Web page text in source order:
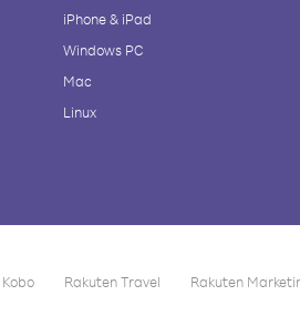
iPhone & iPad
Windows PC
Mac
Linux
Rakuten Travel Rakuten